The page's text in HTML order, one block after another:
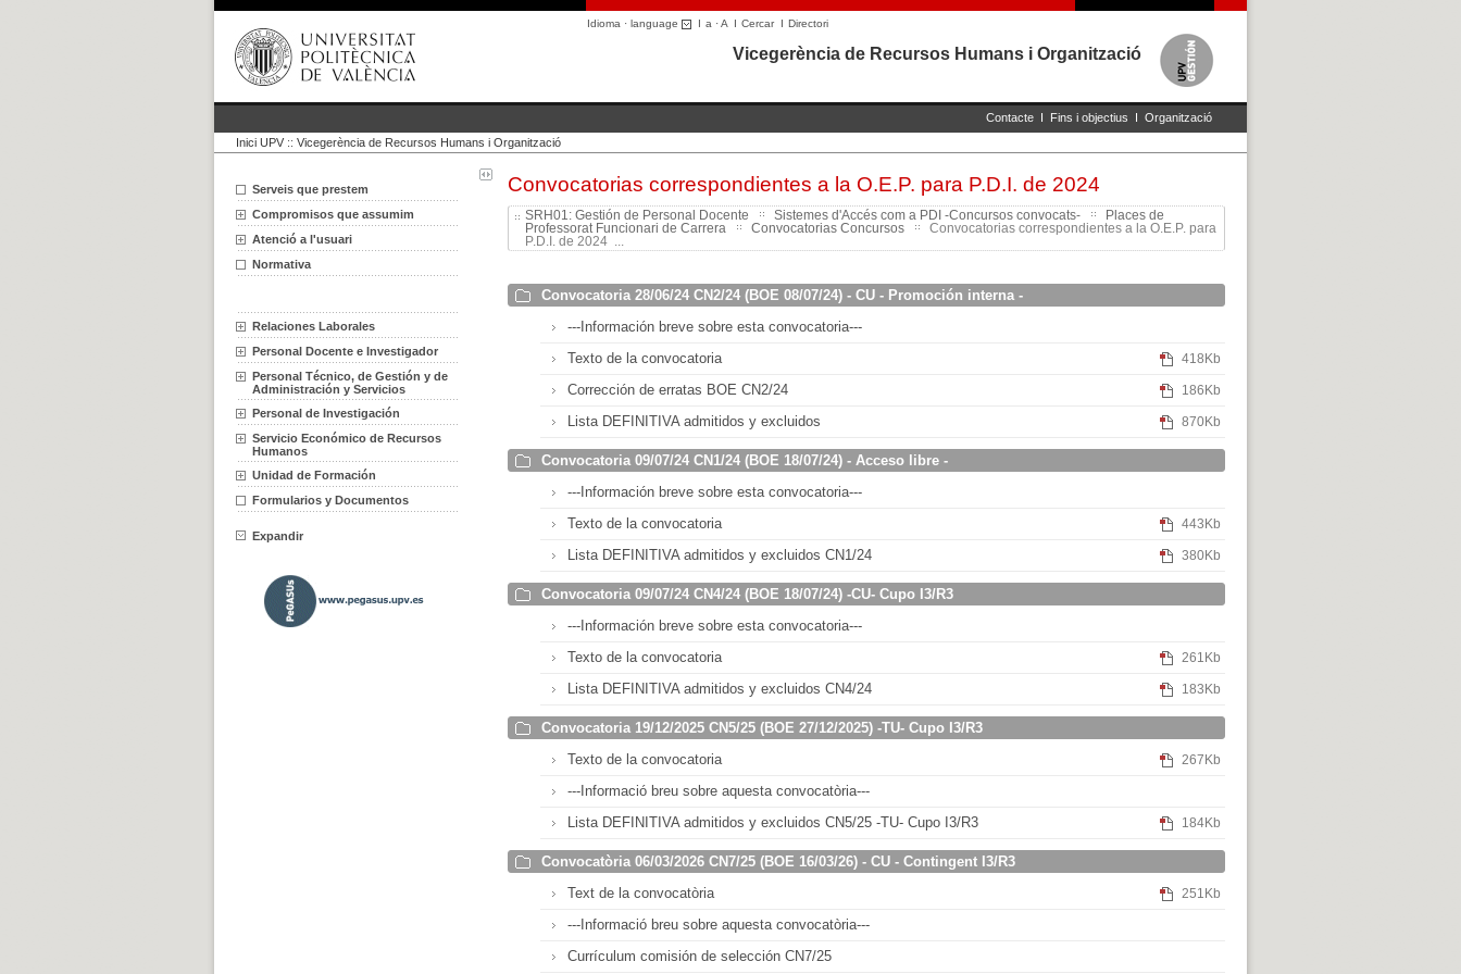
Idioma · language I a ·A I CercarI Directori
Vicegerència de Recursos Humans i Organització
Contacte I Fins i objectius I Organització
Inici UPV :: Vicegerència de Recursos Humans i Organització
Serveis que prestem
Compromisos que assumim
Atenció a l'usuari
Normativa
Relaciones Laborales
Personal Docente e Investigador
Personal Técnico, de Gestión y de
Administración y Servicios
Personal de Investigación
Servicio Económico de Recursos
Humanos
Unidad de Formación
Formularios y Documentos
Expandir
Convocatorias correspondientes a la O.E.P. para P.D.I. de 2024
SRH01: Gestión de Personal Docente Sistemes d'Accés com a PDI -Concursos convocats-
Places de
Professorat Funcionari de Carrera
Convocatorias Concursos
Convocatorias correspondientes a la O.E.P. para
P.D.I. de 2024 ...
Convocatoria 28/06/24 CN2/24 (BOE 08/07/24) - CU - Promoción interna -
---Información breve sobre esta convocatoria---
Texto de la convocatoria
418Kb
Corrección de erratas BOE CN2/24 186Kb
Lista DEFINITIVA admitidos y excluidos 870Kb
Convocatoria 09/07/24 CN1/24 (BOE 18/07/24) - Acceso libre -
---Información breve sobre esta convocatoria---
Texto de la convocatoria
443Kb
Lista DEFINITIVA admitidos y excluidos CN1/24 380Kb
Convocatoria 09/07/24 CN4/24 (BOE 18/07/24) -CU- Cupo I3/R3
---Información breve sobre esta convocatoria---
Texto de la convocatoria
261Kb
Lista DEFINITIVA admitidos y excluidos CN4/24 183Kb
Convocatoria 19/12/2025 CN5/25 (BOE 27/12/2025) -TU- Cupo I3/R3
Texto de la convocatoria
267Kb
---Informació breu sobre aquesta convocatòria---
Lista DEFINITIVA admitidos y excluidos CN5/25 -TU- Cupo I3/R3
184Kb
Convocatòria 06/03/2026 CN7/25 (BOE 16/03/26) - CU - Contingent I3/R3
Text de la convocatòria
251Kb
---Informació breu sobre aquesta convocatòria---
Currículum comisión de selección CN7/25